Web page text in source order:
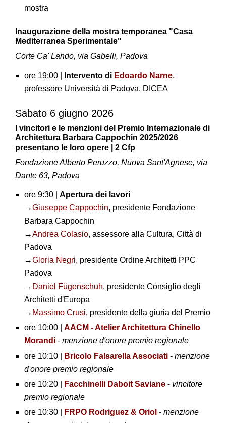
mostra
Inaugurazione della mostra temporanea "Casa
Mediterranea Sperimentale"
Corte Ca' Lando, via Gabelli, Padova
ore 19:00 | Intervento di Edoardo Narne,
professore Università di Padova, DICEA
Sabato 6 giugno 2026
I vincitori e le menzioni del Premio Internazionale di
Architettura Barbara Cappochin 2025/2026
presentano le loro opere | 2 Cfp
Fondazione Alberto Peruzzo, Nuova Sant'Agnese, via
Dante 63, Padova
ore 9:30 | Apertura dei lavori
→Giuseppe Cappochin, presidente Fondazione
Barbara Cappochin
→Andrea Colasio, assessore alla Cultura, Città di
Padova
→Gloria Negri, presidente Ordine Architetti PPC
Padova
→ Daniel Fügenschuh, presidente Consiglio degli
Architetti d'Europa
→ Massimo Crusi, presidente della giuria del Premio
ore 10:00 | AACM - Atelier Architettura Chinello
Morandi - menzione d'onore premio regionale
ore 10:10 |
Bricolo Falsarella Associati- menzione
d'onore premio regionale
ore 10:20 |
Facchinelli Daboit Saviane- vincitore
premio regionale
ore 10:30 |
FRPO Rodriguez & Oriol - menzione